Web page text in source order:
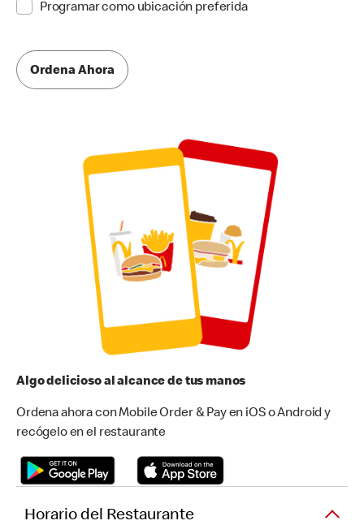
Programar como ubicación preferida
Ordena Ahora
Algo delicioso al alcance de tus manos
Ordena ahora con Mobile Order & Pay en iOS o Android y
recógelo en el restaurante
Horario del Restaurante